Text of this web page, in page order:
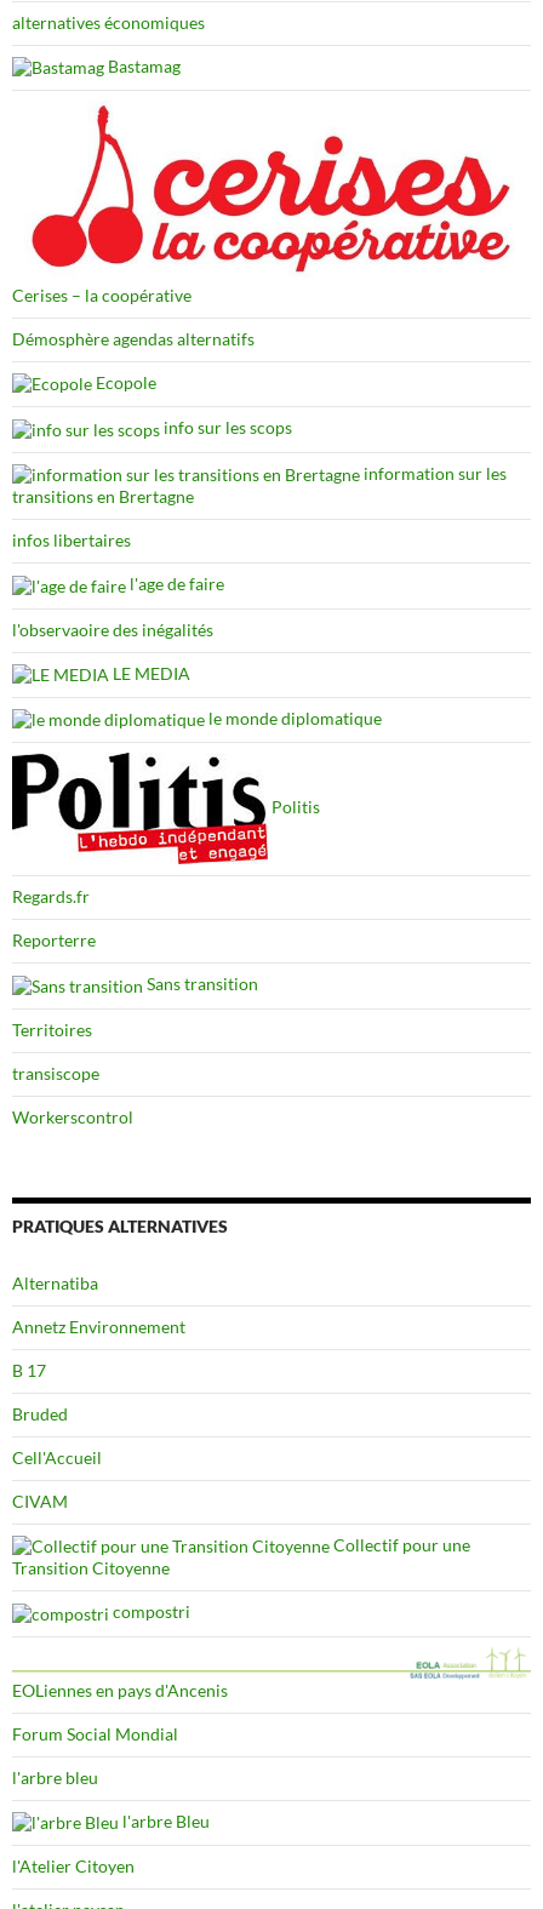
alternatives économiques
Bastamag
Cerises – la coopérative
Démosphère agendas alternatifs
Ecopole
info sur les scops
information sur les
transitions en Brertagne
infos libertaires
l'age de faire
l'observaoire des inégalités
LE MEDIA
le monde diplomatique
Politis
Regards.fr
Reporterre
Sans transition
Territoires
transiscope
Workerscontrol
PRATIQUES ALTERNATIVES
Alternatiba
Annetz Environnement
B 17
Bruded
Cell'Accueil
CIVAM
Collectif pour une
Transition Citoyenne
compostri
EOLiennes en pays d'Ancenis
Forum Social Mondial
l'arbre bleu
l'arbre Bleu
l'Atelier Citoyen